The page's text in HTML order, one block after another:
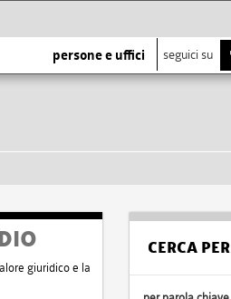
persone e uffici seguici su
giuridico e la
CERCA PER